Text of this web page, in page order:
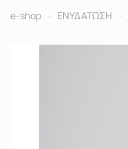
e-shop ΕΝΥΔΑΤΩΣΗ